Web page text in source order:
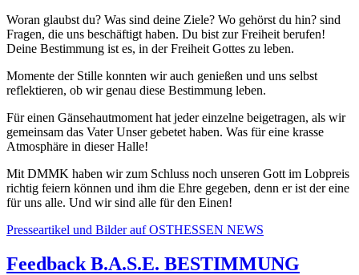
Woran glaubst du? Was sind deine Ziele? Wo gehörst du hin? sind
Fragen, die uns beschäftigt haben. Du bist zur Freiheit berufen!
Deine Bestimmung ist es, in der Freiheit Gottes zu leben.
Momente der Stille konnten wir auch genießen und uns selbst
reflektieren, ob wir genau diese Bestimmung leben.
Für einen Gänsehautmoment hat jeder einzelne beigetragen, als wir
gemeinsam das Vater Unser gebetet haben. Was für eine krasse
Atmosphäre in dieser Halle!
Mit DMMK haben wir zum Schluss noch unseren Gott im Lobpreis
richtig feiern können und ihm die Ehre gegeben, denn er ist der eine
für uns alle. Und wir sind alle für den Einen!
Presseartikel und Bilder auf OSTHESSEN NEWS
Feedback B.A.S.E. BESTIMMUNG